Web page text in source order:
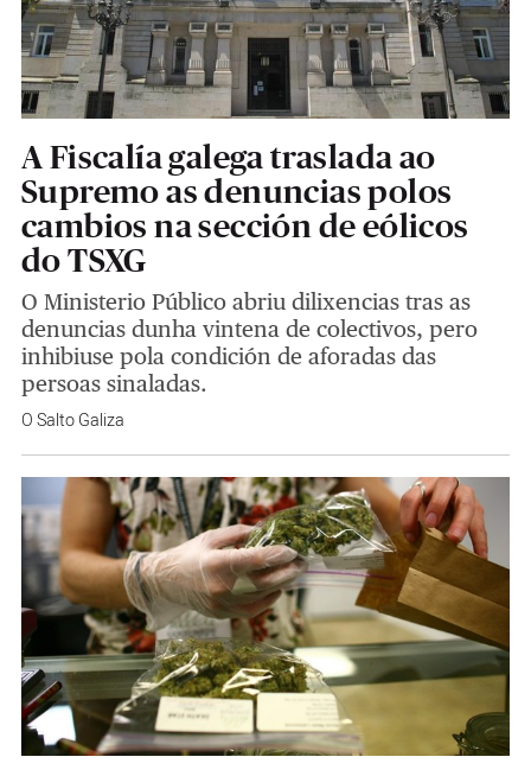
A Fiscalía galega traslada ao
Supremo as denuncias polos
cambios na sección de eólicos
do TSXG
O Ministerio Público abriu dilixencias tras as
denuncias dunha vintena de colectivos, pero
inhibiuse pola condición de aforadas das
persoas sinaladas.
O Salto Galiza